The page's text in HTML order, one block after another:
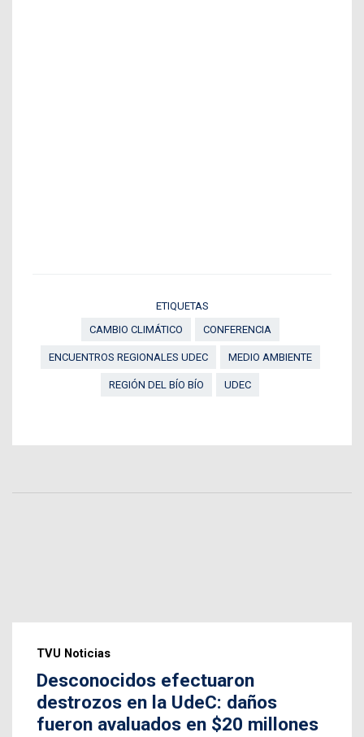
ETIQUETAS
CAMBIO CLIMÁTICO
CONFERENCIA
ENCUENTROS REGIONALES UDEC MEDIO AMBIENTE
REGIÓN DEL BÍO BÍO UDEC
TVU Noticias
Desconocidos efectuaron
destrozos en la UdeC: daños
fueron avaluados en $20 millones